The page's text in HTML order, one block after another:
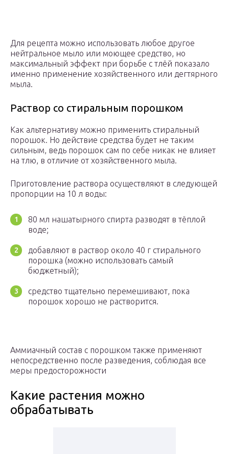
Для рецепта можно использовать любое другое
нейтральное мыло или моющее средство, но
максимальный эффект при борьбе с тлёй показало
именно применение хозяйственного или дегтярного
мыла.
Раствор со стиральным порошком
Как альтернативу можно применить стиральный
порошок. Но действие средства будет не таким
сильным, ведь порошок сам по себе никак не влияет
на тлю, в отличие от хозяйственного мыла.
Приготовление раствора осуществляют в следующей
пропорции на 10 л воды:
80 мл нашатырного спирта разводят в тёплой
воде;
добавляют в раствор около 40 г стирального
порошка (можно использовать самый
бюджетный);
средство тщательно перемешивают, пока
порошок хорошо не растворится.
Аммиачный состав с порошком также применяют
непосредственно после разведения, соблюдая все
меры предосторожности
Какие растения можно
обрабатывать